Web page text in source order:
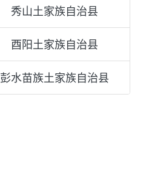
秀山土家族自治县
酉阳土家族自治县
彭水苗族土家族自治县